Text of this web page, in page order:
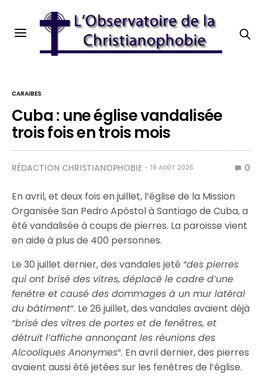
CARAIBES
Cuba : une église vandalisée
trois fois en trois mois
RÉDACTION CHRISTIANOPHOBIE 19 AOÛT 2025 0
En avril, et deux fois en juillet, l’église de la Mission
Organisée San Pedro Apóstol à Santiago de Cuba, a
été vandalisée à coups de pierres. La paroisse vient
en aide à plus de 400 personnes.
Le 30 juillet dernier, des vandales jeté “des pierres
qui ont brisé des vitres, déplacé le cadre d’une
fenêtre et causé des dommages à un mur latéral
du bâtiment“. Le 26 juillet, des vandales avaient déjà
“brisé des vitres de portes et de fenêtres, et
détruit l’affiche annonçant les réunions des
Alcooliques Anonymes“. En avril dernier, des pierres
avaient aussi été jetées sur les fenêtres de l’église.